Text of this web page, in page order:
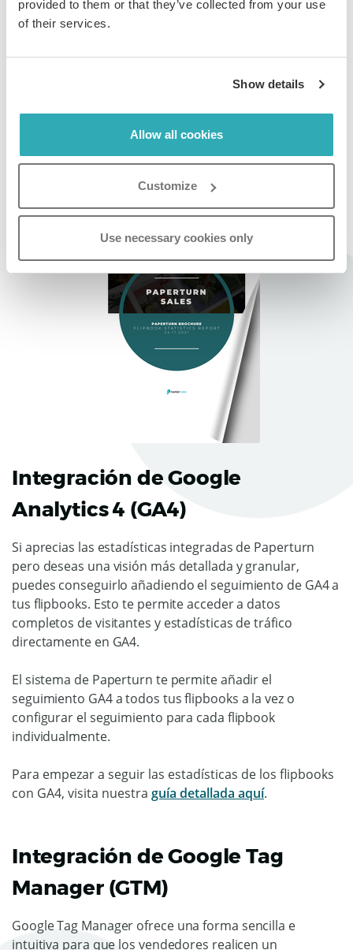
provided to them or that they’ve collected from your use
of their services.
Show details
Allow all cookies
Customize
Use necessary cookies only
Para descargarla, sólo tienes que seleccionar el
intervalo de fechas y hacer clic en los iconos
Haz clic a continuación para ver un ejemplo del informe
estadístico prediseñado de Paperturn:
Integración de Google
Analytics 4 (GA4)
Si aprecias las estadísticas integradas de Paperturn
pero deseas una visión más detallada y granular,
puedes conseguirlo añadiendo el seguimiento de GA4 a
tus flipbooks. Esto te permite acceder a datos
completos de visitantes y estadísticas de tráfico
directamente en GA4.
El sistema de Paperturn te permite añadir el
seguimiento GA4 a todos tus flipbooks a la vez o
configurar el seguimiento para cada flipbook
individualmente.
Para empezar a seguir las estadísticas de los flipbooks
con GA4, visita nuestra guía detallada aquí.
Integración de Google Tag
Manager (GTM)
Google Tag Manager ofrece una forma sencilla e
intuitiva para que los vendedores realicen un